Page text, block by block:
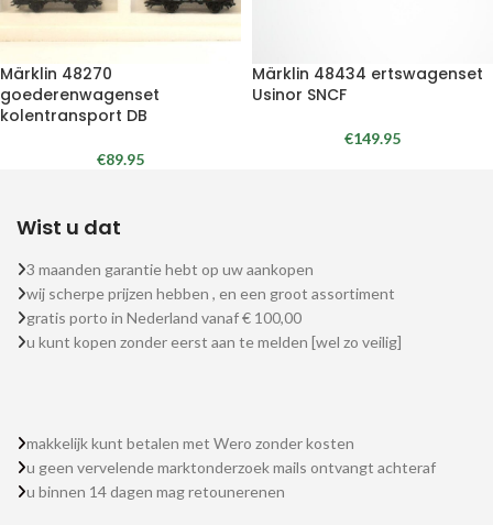
Märklin 48270
goederenwagenset
kolentransport DB
€89.95
Märklin 48434 ertswagenset
Usinor SNCF
€149.95
Wist u dat
3 maanden garantie hebt op uw aankopen
wij scherpe prijzen hebben , en een groot assortiment
gratis porto in Nederland vanaf € 100,00
u kunt kopen zonder eerst aan te melden [wel zo veilig]
makkelijk kunt betalen met Wero zonder kosten
u geen vervelende marktonderzoek mails ontvangt achteraf
u binnen 14 dagen mag retounerenen